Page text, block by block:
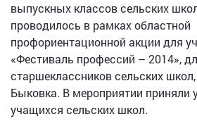
выпускных классов сельских
проводилось в рамках областной
профориентационной акции для
«Фестиваль профессий – 2014»,
старшеклассников сельских
Быковка. В мероприятии приняли
учащихся сельских школ.